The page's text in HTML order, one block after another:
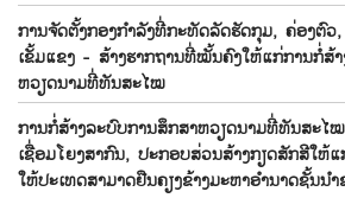
ການຈັດຕັ້ງກອງກຳລັງທີ່ກະທັດລັດຮັດກຸມ, ຄ່ອງຕົ
ເຂັ້ມແຂງ - ສ້າງຮາກຖານທີ່ໝັ້ນຄົງໃຫ້ແກ່ການກໍ່ສ້
ຫວຽດນາມທີ່ທັນສະໄໝ
ການກໍ່ສ້າງລະບົບການສຶກສາຫວຽດນາມທີ່ທັນສະ
ເຊື່ອມໂຍງສາກົນ, ປະກອບສ່ວນສ້າງກຽດສັກສີໃຫ້
ໃຫ້ປະເທດສາມາດຢືນຄຽງຂ້າງມະຫາອຳນາດຊັ້ນນ